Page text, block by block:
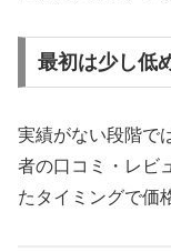
最初は少し低
実績がない段階で
者の口コミ・レビ
たタイミングで価